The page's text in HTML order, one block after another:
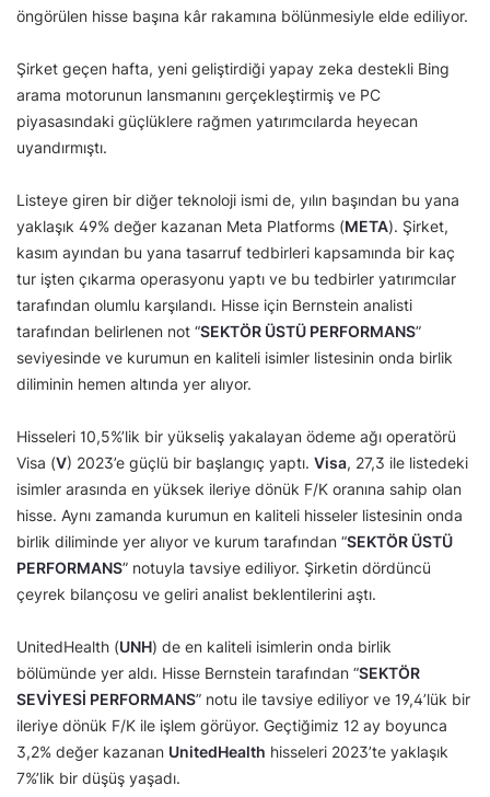
öngörülen hisse başına kâr rakamına bölünmesiyle elde ediliyor.
Şirket geçen hafta, yeni geliştirdiği yapay zeka destekli Bing
arama motorunun lansmanını gerçekleştirmiş ve PC
piyasasındaki güçlüklere rağmen yatırımcılarda heyecan
uyandırmıştı.
Listeye giren bir diğer teknoloji ismi de, yılın başından bu yana
yaklaşık 49% değer kazanan Meta Platforms (META). Şirket,
kasım ayından bu yana tasarruf tedbirleri kapsamında bir kaç
tur işten çıkarma operasyonu yaptı ve bu tedbirler yatırımcılar
tarafından olumlu karşılandı. Hisse için Bernstein analisti
tarafından belirlenen not “SEKTÖR ÜSTÜ PERFORMANS”
seviyesinde ve kurumun en kaliteli isimler listesinin onda birlik
diliminin hemen altında yer alıyor.
Hisseleri 10,5%’lik bir yükseliş yakalayan ödeme ağı operatörü
Visa (V) 2023’e güçlü bir başlangıç yaptı. Visa, 27,3 ile listedeki
isimler arasında en yüksek ileriye dönük F/K oranına sahip olan
hisse. Aynı zamanda kurumun en kaliteli hisseler listesinin onda
birlik diliminde yer alıyor ve kurum tarafından “SEKTÖR ÜSTÜ
PERFORMANS” notuyla tavsiye ediliyor. Şirketin dördüncü
çeyrek bilançosu ve geliri analist beklentilerini aştı.
UnitedHealth (UNH) de en kaliteli isimlerin onda birlik
bölümünde yer aldı. Hisse Bernstein tarafından “SEKTÖR
SEVİYESİ PERFORMANS” notu ile tavsiye ediliyor ve 19,4’lük bir
ileriye dönük F/K ile işlem görüyor. Geçtiğimiz 12 ay boyunca
3,2% değer kazanan UnitedHealth hisseleri 2023’te yaklaşık
7%’lik bir düşüş yaşadı.